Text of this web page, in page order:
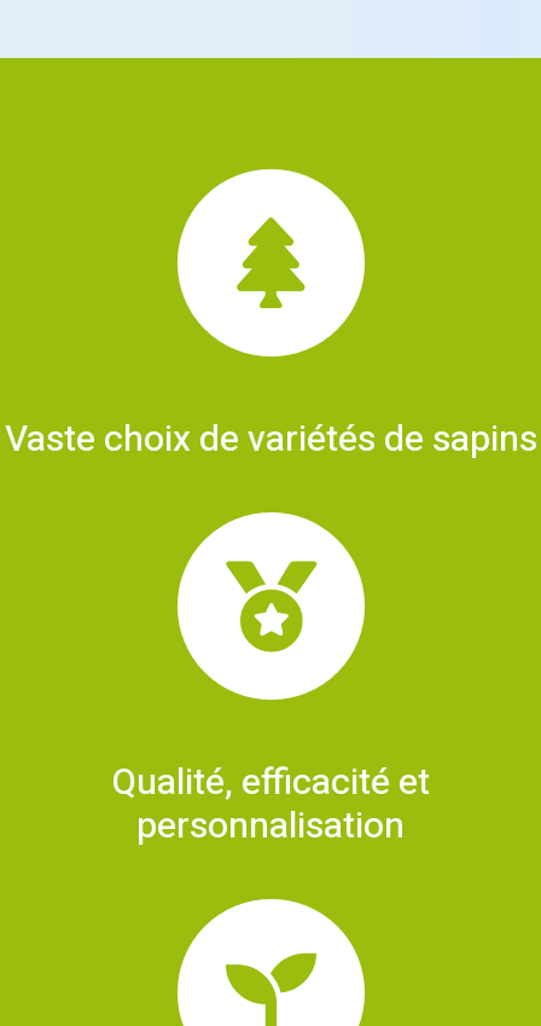
Vaste choix de variétés de sapins
Qualité, efficacité et
personnalisation